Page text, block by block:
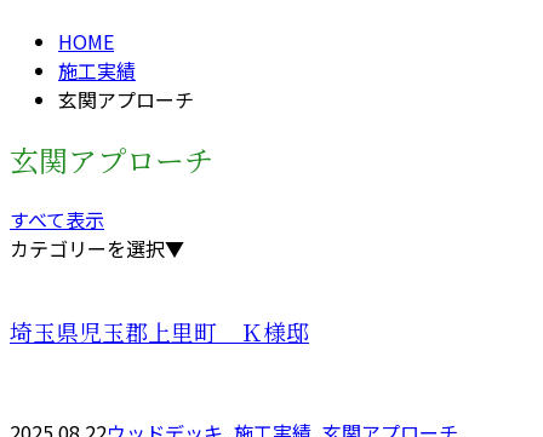
HOME
施工実績
玄関アプローチ
玄関アプローチ
すべて表示
カテゴリーを選択▼
埼玉県児玉郡上里町 Ｋ様邸